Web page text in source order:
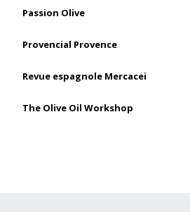
Passion Olive
Provencial Provence
Revue espagnole Mercacei
The Olive Oil Workshop